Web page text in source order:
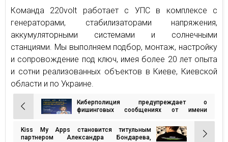
Команда 220volt работает с УПС в комплексе с
генераторами, стабилизаторами напряжения,
аккумуляторными системами и солнечными
станциями. Мы выполняем подбор, монтаж, настройку
и сопровождение под ключ, имея более 20 лет опыта
и сотни реализованных объектов в Киеве, Киевской
области и по Украине.
Навигация
по
записям
Киберполиция предупреждает о
фишинговых сообщениях от имени
Kiss My Apps становится титульным
партнером Александра Бондарева,